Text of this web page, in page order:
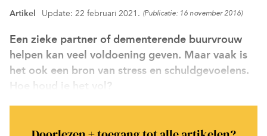
Artikel Update: 22 februari 2021. (Publicatie: 16 november 2016)
Een zieke partner of dementerende buurvrouw
helpen kan veel voldoening geven. Maar vaak is
het ook een bron van stress en schuldgevoelens.
Hoe houd je het vol?